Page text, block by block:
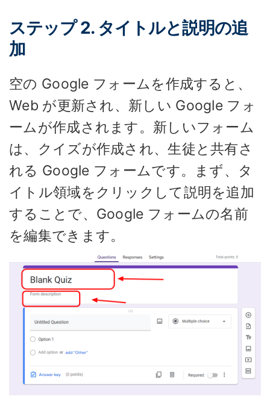
ステップ 2. タイトルと説明の追
加
空の Google フォームを作成すると、
Web が更新され、新しい Google フォ
ームが作成されます。新しいフォーム
は、クイズが作成され、生徒と共有さ
れる Google フォームです。まず、タ
イトル領域をクリックして説明を追加
することで、Google フォームの名前
を編集できます。